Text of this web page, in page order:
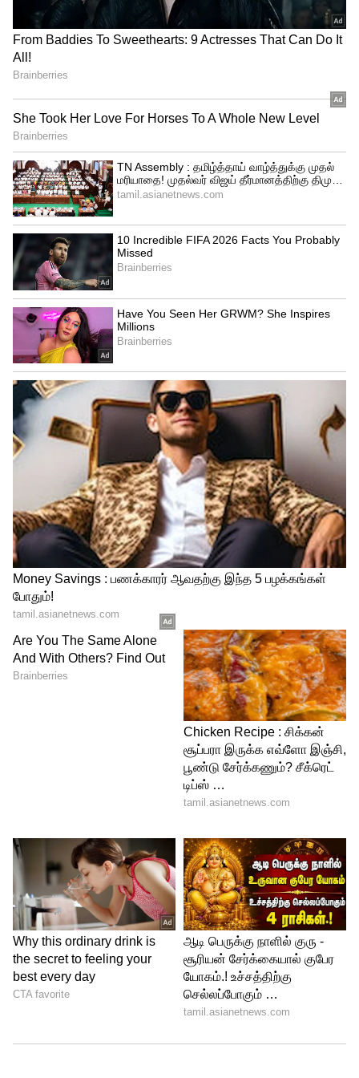
இஞ்சியுடன் வெல்லம் சேர்த்து சாப்பிடுவது
குளிர்காலத்தில் பல உடல் பிரச்சனைகளை
தீர்க்க உதவும். குறிப்பாக தொண்டைப்புண்,
நீங்கும். டீயில் இஞ்சியும் வெல்லமும்
சேர்க்கலாம். எள் சேர்த்து செய்யும்
லட்டுவில் கூட சுக்கு பொடி அல்லது இஞ்சி
கலந்து உண்ணலாம். இதனால் நோய்
எதிர்ப்பு சக்தி அதிகமாகும்.
இதையும் படிங்க:வெல்லத்தில் கலப்படம்;
போலியை சுலபமா கண்டுபிடிக்க இந்த '1'
டெக்னிக் போதும்!!
வேர்க்கடலையுடன் வெல்லம்:
வெல்லமும் வேர்க்கடலையும் நல்ல
குளிர்கால சிற்றுண்டி என்றே சொல்லலாம்.
வேர்க்கடலையில் புரதச்சத்து, நல்ல
கொழுப்புகள் காணப்படுகின்றன. இதனை
வெல்லத்துடன் உண்ணும்போது உடலுக்கு
குளிரிலிருந்து உடலை பாதுகாத்து
வெப்பமாக வைக்க வேர்கடலை உதவும்.
வெல்லமும் வேர்கடலையும் சேர்த்து
சாப்பிடும் போது உடலுக்கு அதிகமான
ஆற்றலும், தசைகள் வலுவாகவும் மாறும்.
நெய்யுடன் வெல்லம்:
கொந்தளிப்பு! – திருப்பத்தூரில்
காங்கிரஸின் பிரம்மாண்ட
எதிர்ப்பு பேரணி!